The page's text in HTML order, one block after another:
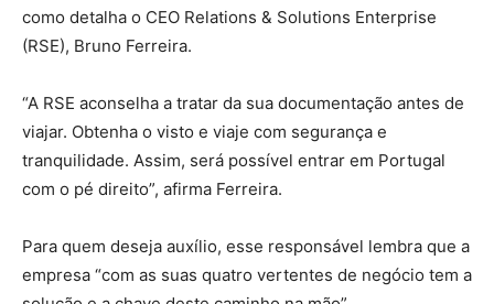
como detalha o CEO Relations & Solutions Enterprise
(RSE), Bruno Ferreira.
“A RSE aconselha a tratar da sua documentação antes de
viajar. Obtenha o visto e viaje com segurança e
tranquilidade. Assim, será possível entrar em Portugal
com o pé direito”, afirma Ferreira.
Para quem deseja auxílio, esse responsável lembra que a
empresa “com as suas quatro vertentes de negócio tem a